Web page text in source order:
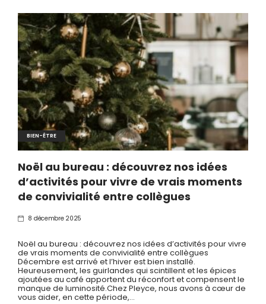
BIEN-ÊTRE
Noël au bureau : découvrez nos idées
d’activités pour vivre de vrais moments
de convivialité entre collègues
8 décembre 2025
Noël au bureau : découvrez nos idées d’activités pour vivre
de vrais moments de convivialité entre collègues
Décembre est arrivé et l’hiver est bien installé.
Heureusement, les guirlandes qui scintillent et les épices
ajoutées au café apportent du réconfort et compensent le
manque de luminosité.Chez Pleyce, nous avons à cœur de
vous aider, en cette période,…